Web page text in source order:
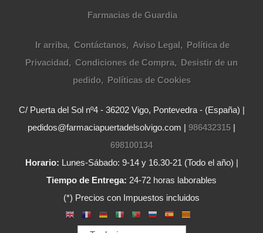
Farmacias de Guardia
Ir arriba Contáctanos Aviso Legal
Política de
Privacidad
Condiciones de Compra
Desistir de un
pedido
Políticas de Cookies
C/ Puerta del Sol nº4 - 36202 Vigo, Pontevedra - (España) |
pedidos@farmaciapuertadelsolvigo.com | 986432315 |
698100134
Horario: Lunes-Sábado: 9-14 y 16.30-21 (Todo el año) |
Tiempo de Entrega: 24-72 horas laborables
(*) Precios con Impuestos incluidos